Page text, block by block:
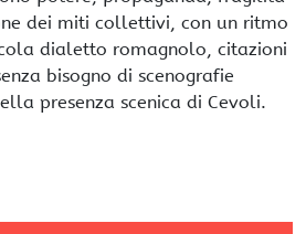
dei miti collettivi, con un ritmo
dialetto romagnolo, citazioni
bisogno di scenografie
presenza scenica di Cevoli.